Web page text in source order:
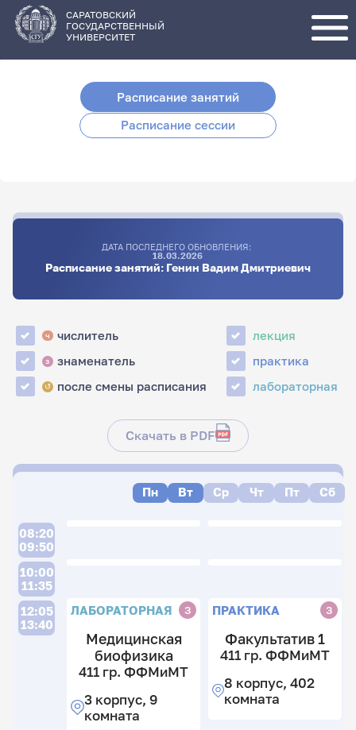
основному
содержанию
САРАТОВСКИЙ
ГОСУДАРСТВЕННЫЙ
УНИВЕРСИТЕТ
Расписание занятий
Расписание сессии
ДАТА ПОСЛЕДНЕГО ОБНОВЛЕНИЯ:
18.03.2026
Расписание занятий: Генин Вадим Дмитриевич
ч числитель
з знаменатель
↺ после смены расписания
лекция
практика
лабораторная
Скачать в PDF
Пн Вт Ср Чт Пт Сб
08:20
09:50
10:00
11:35
12:05
13:40
ЛАБОРАТОРНАЯ З
Медицинская
биофизика
411 гр. ФФМиМТ
3 корпус, 9
комната
ПРАКТИКА З
Факультатив 1
411 гр. ФФМиМТ
8 корпус, 402
комната